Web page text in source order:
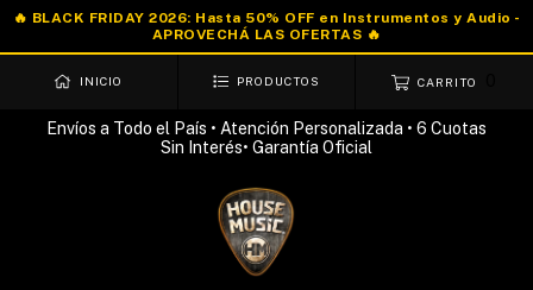
INICIO PRODUCTOS CARRITO
Envíos a Todo el País • Atención Personalizada • 6 Cuotas
Sin Interés• Garantía Oficial